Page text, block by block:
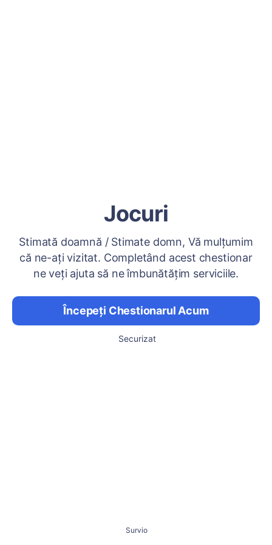
Jocuri
Stimată doamnă / Stimate domn, Vă mulțumim
că ne-ați vizitat. Completând acest chestionar
ne veți ajuta să ne îmbunătățim serviciile.
Începeți Chestionarul Acum
Securizat
Survio